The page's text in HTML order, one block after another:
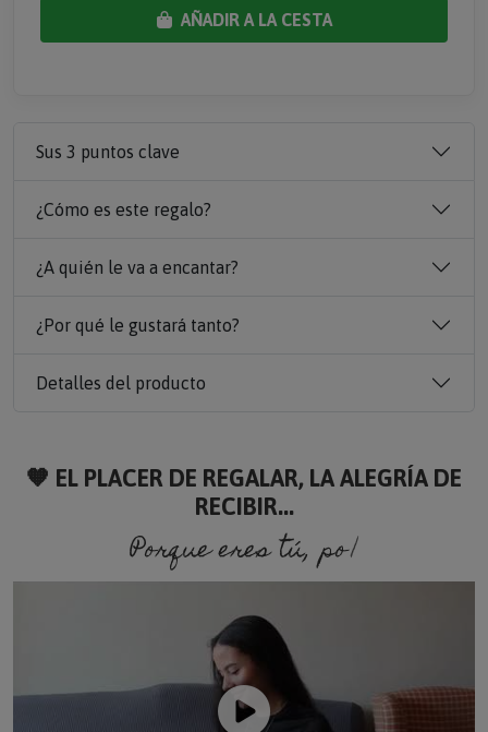
AÑADIR A LA CESTA
Sus 3 puntos clave
¿Cómo es este regalo?
¿A quién le va a encantar?
¿Por qué le gustará tanto?
Detalles del producto
🧡 EL PLACER DE REGALAR, LA ALEGRÍA DE
RECIBIR...
Porque eres tú, porque so